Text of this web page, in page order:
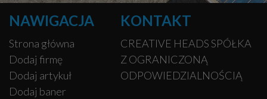
NAWIGACJA
Strona główna
Dodaj firmę
Dodaj artykuł
Dodaj baner
KONTAKT
CREATIVE HEADS SPÓŁKA
Z OGRANICZONĄ
ODPOWIEDZIALNOŚCIĄ